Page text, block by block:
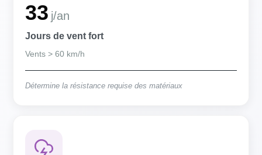
33 j/an
Jours de vent fort
Vents > 60 km/h
Détermine la résistance requise des matériaux